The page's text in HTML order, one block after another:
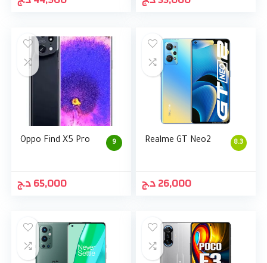
9
Oppo Find X5 Pro
65,000د.ج
8.3
Realme GT Neo2
26,000د.ج